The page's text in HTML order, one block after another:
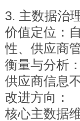
3. 主数据治
价值定位：
性、供应商
衡量与分析
供应商信息
改进方向：
核心主数据